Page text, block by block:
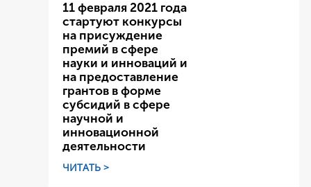
11 февраля 2021 года
стартуют конкурсы
на присуждение
премий в сфере
науки и инноваций и
на предоставление
грантов в форме
субсидий в сфере
научной и
инновационной
деятельности
ЧИТАТЬ >